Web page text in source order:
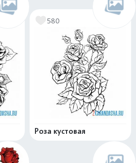
580
Роза кустовая